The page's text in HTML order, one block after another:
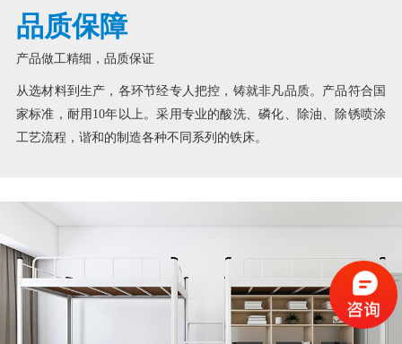
品质保障
产品做工精细，品质保证
从选材料到生产，各环节经专人把控，铸就非凡品质。产品符合国
家标准，耐用10年以上。采用专业的酸洗、磷化、除油、除锈喷涂
工艺流程，谐和的制造各种不同系列的铁床。